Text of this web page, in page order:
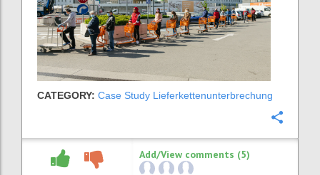
CATEGORY: Case Study Lieferkettenunterbrechung
Add/View comments (5)